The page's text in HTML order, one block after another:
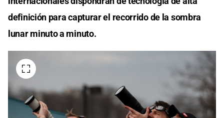
definición para capturar el recorrido de la sombra
lunar minuto a minuto.